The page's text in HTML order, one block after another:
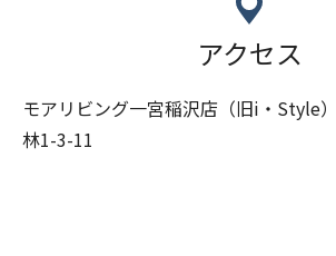
アクセス
モアリビング一宮稲沢店（旧i・Style
林1-3-11